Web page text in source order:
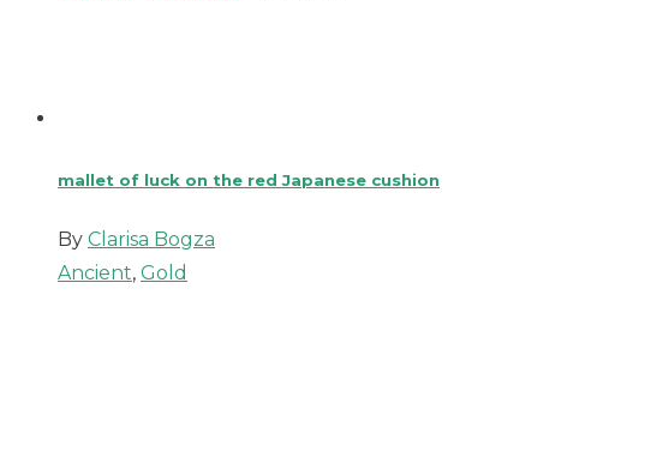
mallet of luck on the red Japanese cushion
By Clarisa Bogza
Ancient, Gold